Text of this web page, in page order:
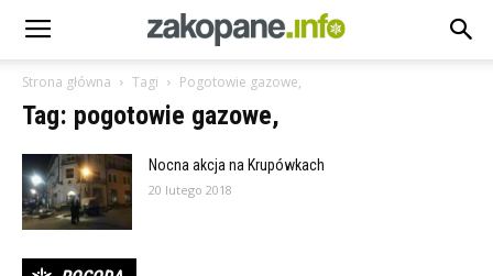
Strona główna Tagi Pogotowie gazowe,
Tag: pogotowie gazowe,
Nocna akcja na Krupówkach
20 lutego 2018